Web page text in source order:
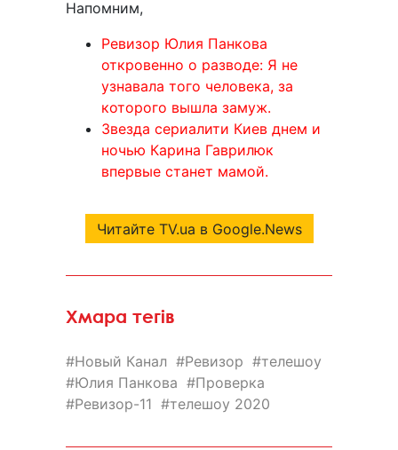
Напомним,
Ревизор Юлия Панкова
откровенно о разводе: Я не
узнавала того человека, за
которого вышла замуж.
Звезда сериалити Киев днем и
ночью Карина Гаврилюк
впервые станет мамой.
Читайте TV.ua в Google.News
Хмара тегів
Новый Канал Ревизор
телешоу
Юлия Панкова
Проверка
Ревизор-11
телешоу 2020